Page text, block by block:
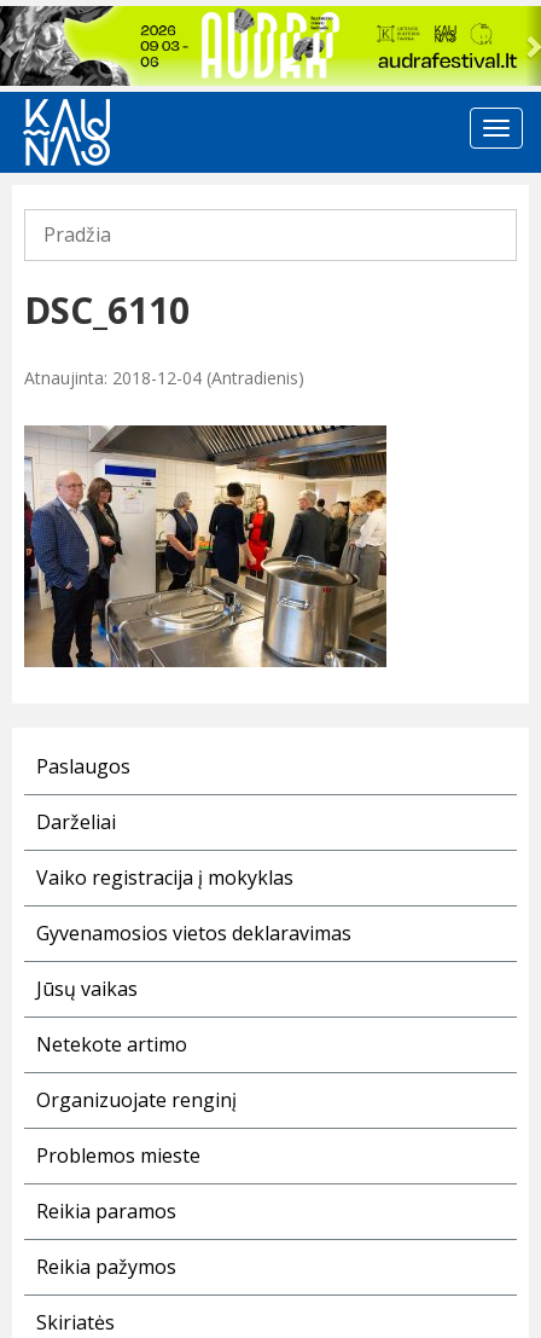
Previous
Pradžia
DSC_6110
Atnaujinta: 2018-12-04 (Antradienis)
Paslaugos
Darželiai
Vaiko registracija į mokyklas
Gyvenamosios vietos deklaravimas
Jūsų vaikas
Netekote artimo
Organizuojate renginį
Problemos mieste
Reikia paramos
Reikia pažymos
Skiriatės